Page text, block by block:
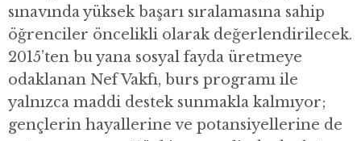
sınavında yüksek başarı sıralamasına sahip
öğrenciler öncelikli olarak değerlendirilecek.
2015’ten bu yana sosyal fayda üretmeye
odaklanan Nef Vakfı, burs programı ile
yalnızca maddi destek sunmakla kalmıyor;
gençlerin hayallerine ve potansiyellerine de